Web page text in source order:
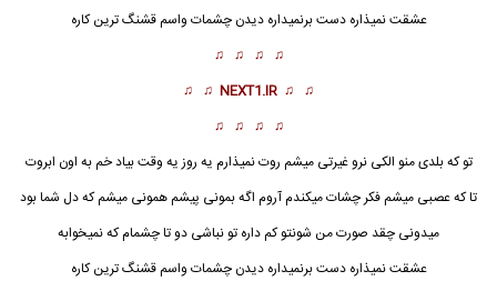
عشقت نمیذاره دست برنمیداره دیدن چشمات واسم قشنگ ترین کاره
♫ ♫ ♫ ♫
♫ ♫
NEXT1.IR
♫ ♫
♫ ♫ ♫ ♫
تو که بلدی منو الکی نرو غیرتی میشم روت نمیذارم یه روز یه وقت بیاد خم به اون ابروت
تا که عصبی میشم فکر چشات میکندم آروم اگه بمونی پیشم همونی میشم که دل شما بود
میدونی چقد صورت من شونتو کم داره تو نباشی دو تا چشمام که نمیخوابه
عشقت نمیذاره دست برنمیداره دیدن چشمات واسم قشنگ ترین کاره